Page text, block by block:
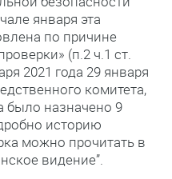
января эта
по причине
(п.2 ч.1 ст.
2021 года 29 января
комитета,
было назначено 9
историю
можно прочитать в
видение”.